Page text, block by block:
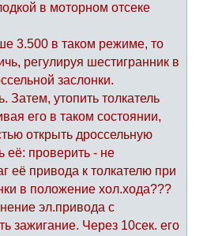
в моторном отсеке
3.500 в таком режиме, то
регулируя шестигранник в
заслонки.
Затем, утопить толкатель
его в таком состоянии,
открыть дроссельную
её: проверить - не
её привода к толкателю при
в положение хол.хода???
эл.привода с
зажигание. Через 10сек. его